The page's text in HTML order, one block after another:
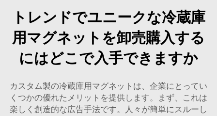
トレンドでユニークな冷蔵庫
用マグネットを卸売購入する
にはどこで入手できますか
カスタム製の冷蔵庫用マグネットは、企業にとってい
くつかの優れたメリットを提供します。まず、これは
楽しく創造的な広告手法です。人々が簡単にスルーし